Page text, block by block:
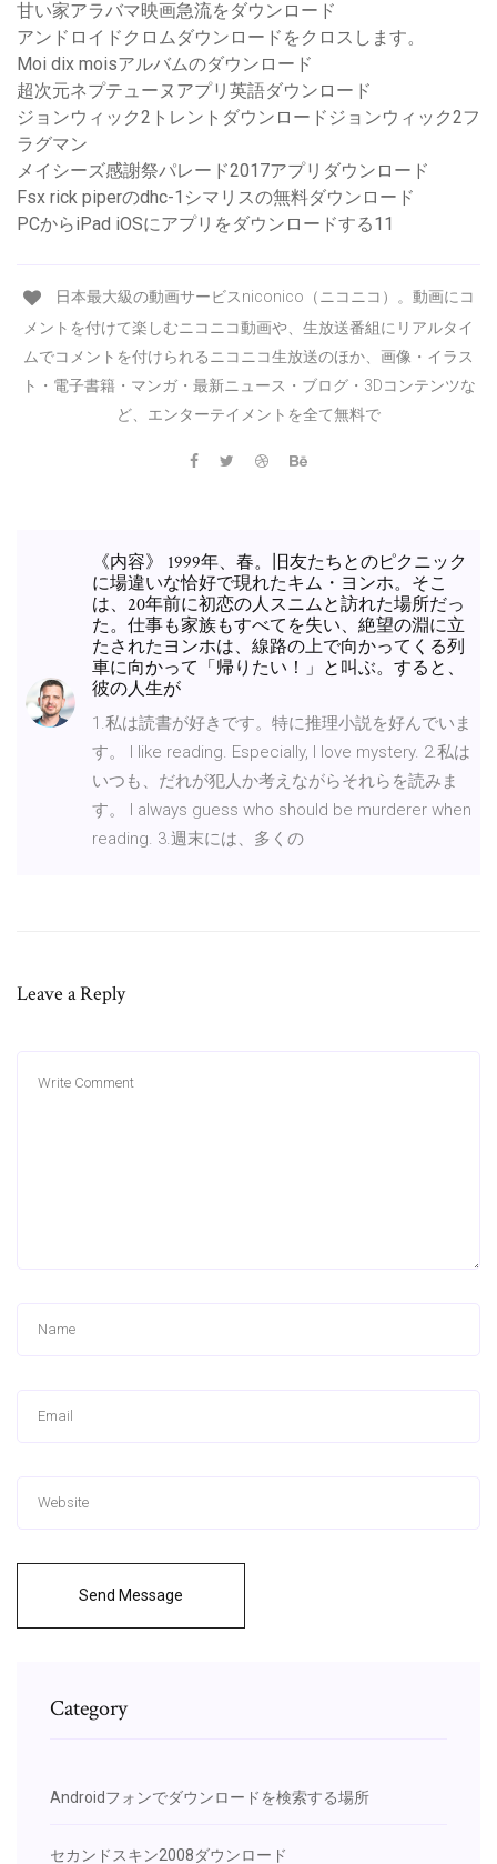
甘い家アラバマ映画急流をダウンロード
アンドロイドクロムダウンロードをクロスします。
Moi dix moisアルバムのダウンロード
超次元ネプテューヌアプリ英語ダウンロード
ジョンウィック2トレントダウンロードジョンウィック2フ
ラグマン
メイシーズ感謝祭パレード2017アプリダウンロード
Fsx rick piperのdhc-1シマリスの無料ダウンロード
PCからiPad iOSにアプリをダウンロードする11
日本最大級の動画サービスniconico（ニコニコ）。動画にコ
メントを付けて楽しむニコニコ動画や、生放送番組にリアルタイ
ムでコメントを付けられるニコニコ生放送のほか、画像・イラス
ト・電子書籍・マンガ・最新ニュース・ブログ・3Dコンテンツな
ど、エンターテイメントを全て無料で
《内容》 1999年、春。旧友たちとのピクニック
に場違いな恰好で現れたキム・ヨンホ。そこ
は、20年前に初恋の人スニムと訪れた場所だっ
た。仕事も家族もすべてを失い、絶望の淵に立
たされたヨンホは、線路の上で向かってくる列
車に向かって「帰りたい！」と叫ぶ。すると、
彼の人生が
1.私は読書が好きです。特に推理小説を好んでいま
す。 I like reading. Especially, I love mystery. 2.私は
いつも、だれが犯人か考えながらそれらを読みま
す。 I always guess who should be murderer when
reading. 3.週末には、多くの
Leave a Reply
Send Message
Category
Androidフォンでダウンロードを検索する場所
セカンドスキン2008ダウンロード